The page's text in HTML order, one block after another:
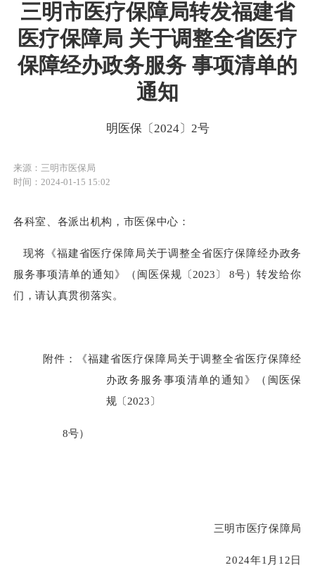
三明市医疗保障局转发福建省
医疗保障局 关于调整全省医疗
保障经办政务服务 事项清单的
通知
明医保〔2024〕2号
来源：三明市医保局
时间：2024-01-15 15:02
各科室、各派出机构，市医保中心：
现将《福建省医疗保障局关于调整全省医疗保障经办政务
服务事项清单的通知》（闽医保规 〔2023〕 8号）转发给你
们，请认真贯彻落实。
附件：《福建省医疗保障局关于调整全省医疗保障经
办政务服务事项清单的通知》（闽医保
规 〔2023〕
8号）
三明市医疗保障局
2024年1 月 12日